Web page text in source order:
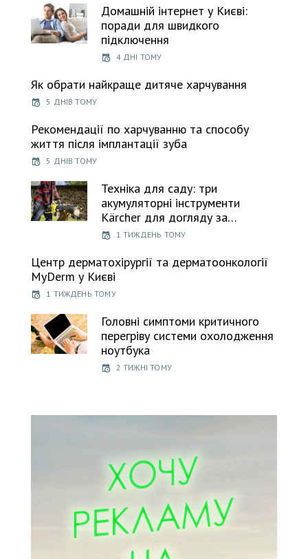
Домашній інтернет у Києві:
поради для швидкого
підключення
4 ДНІ ТОМУ
Як обрати найкраще дитяче харчування
5 ДНІВ ТОМУ
Рекомендації по харчуванню та способу
життя після імплантації зуба
5 ДНІВ ТОМУ
Техніка для саду: три
акумуляторні інструменти
Kärcher для догляду за…
1 ТИЖДЕНЬ ТОМУ
Центр дерматохірургії та дерматоонкології
MyDerm у Києві
1 ТИЖДЕНЬ ТОМУ
Головні симптоми критичного
перегріву системи охолодження
ноутбука
2 ТИЖНІ ТОМУ